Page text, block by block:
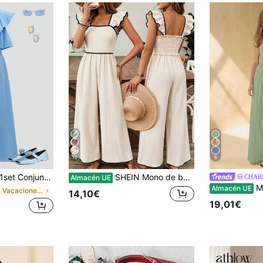
1set Conjunto elegante de verano para niñas en azul claro, top con hombro oblicuo y pantalones de pierna ancha de cintura alta, conjunto fluido suave suelto y cómodo
en Vacaciones Bodys y monos para niñas preadolesce
16
Almacén UE SHEIN Mono de base beige suave con patrones florales rojo-naranja vibrantes y hojas verdes, que recuerda a un jardín primaveral animado. El escote cuadrado acentúa las líneas de los hombros y el cuello, mientras que las mangas fluidas y la silueta de pierna ancha crean un aspecto relajado pero llamativo. Adecuado para vacaciones en la playa, fiestas en el jardín o paseos por mercados artesanales, este mono emana una vibra despreocupada e inspirada en las vacaciones.
14,10€
6
Almacén UE Mono vestido
19,01€